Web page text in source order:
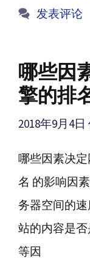
签
发表评论
哪些因
擎的排
2018年9月4日
哪些因素决
名 的影响因
务器空间的
站的内容是
等因